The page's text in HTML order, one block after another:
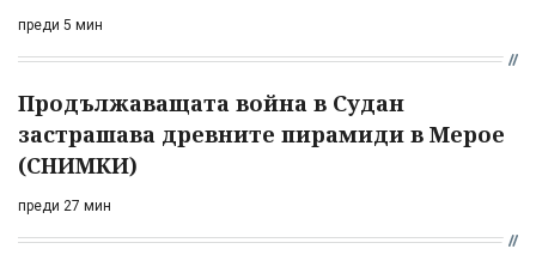
преди 5 мин
Продължаващата война в Судан
застрашава древните пирамиди в Мерое
(СНИМКИ)
преди 27 мин